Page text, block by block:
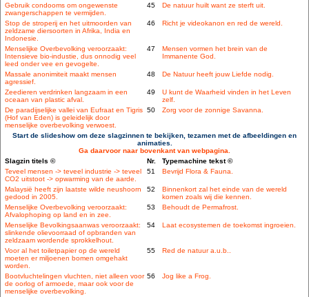
Gebruik condooms om ongewenste
zwangerschappen te vermijden.
45 De natuur huilt want ze sterft uit.
Stop de stroperij en het uitmoorden van
zeldzame diersoorten in Afrika, India en
Indonesie.
46 Richt je videokanon en red de wereld.
Menselijke Overbevolking veroorzaakt:
Intensieve bio-industie, dus onnodig veel
leed onder vee en gevogelte.
47
Mensen vormen het brein van de
Immanente God.
Massale anonimiteit maakt mensen
agressief.
48 De Natuur heeft jouw Liefde nodig.
Zeedieren verdrinken langzaam in een
oceaan van plastic afval.
49
U kunt de Waarheid vinden in het Leven
zelf.
De paradijselijke vallei van Eufraat en Tigris
(Hof van Eden) is geleidelijk door
menselijke overbevolking verwoest.
50 Zorg voor de zonnige Savanna.
Start de slideshow om deze slagzinnen te bekijken, tezamen met de afbeeldingen en
animaties.
Ga daarvoor naar bovenkant van webpagina.
Slagzin titels ©
Nr.
Typemachine tekst ©
Teveel mensen -> teveel industrie -> teveel
CO2 uitstoot -> opwarming van de aarde.
51 Bevrijd Flora & Fauna.
Malaysië heeft zijn laatste wilde neushoorn
gedood in 2005.
52
Binnenkort zal het einde van de wereld
komen zoals wij die kennen.
Menselijke Overbevolking veroorzaakt:
Afvalophoping op land en in zee.
53 Behoudt de Permafrost.
Menselijke Bevolkingsaanwas veroorzaakt:
slinkende olievoorraad of opbranden van
zeldzaam wordende sprokkelhout.
54 Laat ecosystemen de toekomst ingroeien.
Voor al het toiletpapier op de wereld
moeten er miljoenen bomen omgehakt
worden.
55 Red de natuur a.u.b..
Bootvluchtelingen vluchten, niet alleen voor
de oorlog of armoede, maar ook voor de
menselijke overbevolking.
56 Jog like a Frog.